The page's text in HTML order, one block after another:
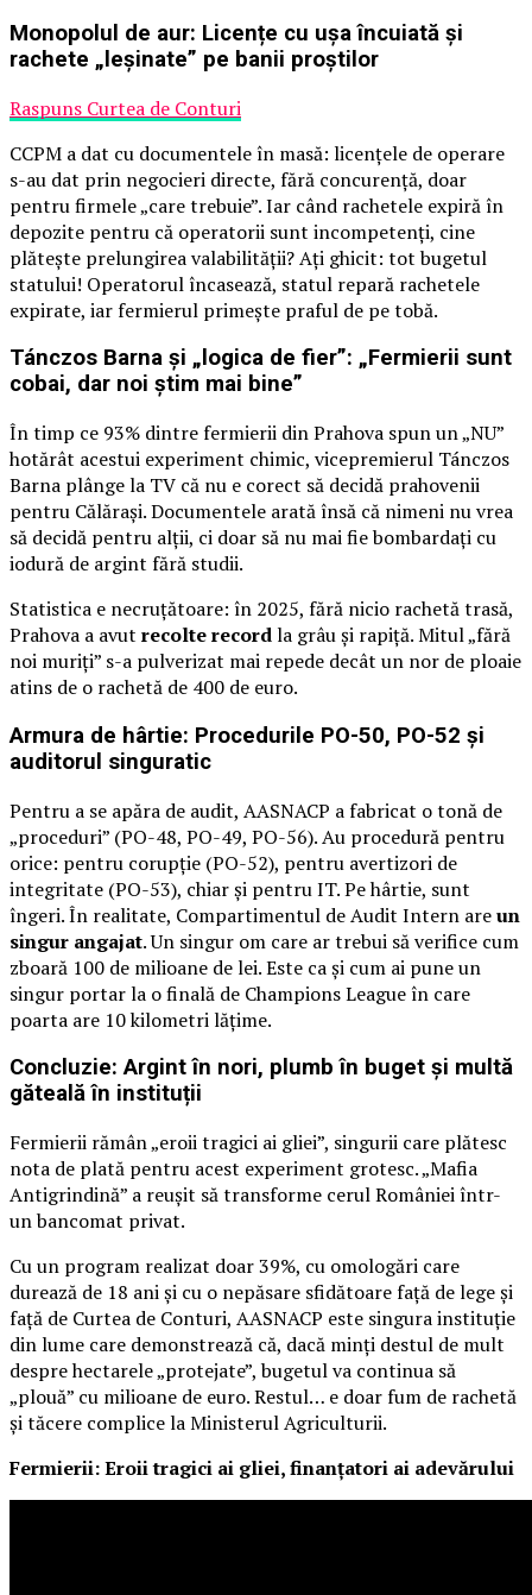
Monopolul de aur: Licențe cu ușa încuiată și
rachete „leșinate” pe banii proștilor
Raspuns Curtea de Conturi
CCPM a dat cu documentele în masă: licențele de operare
s-au dat prin negocieri directe, fără concurență, doar
pentru firmele „care trebuie”. Iar când rachetele expiră în
depozite pentru că operatorii sunt incompetenți, cine
plătește prelungirea valabilității? Ați ghicit: tot bugetul
statului! Operatorul încasează, statul repară rachetele
expirate, iar fermierul primește praful de pe tobă.
Tánczos Barna și „logica de fier”: „Fermierii sunt
cobai, dar noi știm mai bine”
În timp ce 93% dintre fermierii din Prahova spun un „NU”
hotărât acestui experiment chimic, vicepremierul Tánczos
Barna plânge la TV că nu e corect să decidă prahovenii
pentru Călărași. Documentele arată însă că nimeni nu vrea
să decidă pentru alții, ci doar să nu mai fie bombardați cu
iodură de argint fără studii.
Statistica e necruțătoare: în 2025, fără nicio rachetă trasă,
Prahova a avut recolte recordla grâu și rapiță. Mitul „fără
noi muriți” s-a pulverizat mai repede decât un nor de ploaie
atins de o rachetă de 400 de euro.
Armura de hârtie: Procedurile PO-50, PO-52 și
auditorul singuratic
Pentru a se apăra de audit, AASNACP a fabricat o tonă de
„proceduri” (PO-48, PO-49, PO-56). Au procedură pentru
orice: pentru corupție (PO-52), pentru avertizori de
integritate (PO-53), chiar și pentru IT. Pe hârtie, sunt
îngeri. În realitate, Compartimentul de Audit Intern areun
singur angajat. Un singur om care ar trebui să verifice cum
zboară 100 de milioane de lei. Este ca și cum ai pune un
singur portar la o finală de Champions League în care
poarta are 10 kilometri lățime.
Concluzie: Argint în nori, plumb în buget și multă
găteală în instituții
Fermierii rămân „eroii tragici ai gliei”, singurii care plătesc
nota de plată pentru acest experiment grotesc. „Mafia
Antigrindină” a reușit să transforme cerul României într-
un bancomat privat.
Cu un program realizat doar 39%, cu omologări care
durează de 18 ani și cu o nepăsare sfidătoare față de lege și
față de Curtea de Conturi, AASNACP este singura instituție
din lume care demonstrează că, dacă minți destul de mult
despre hectarele „protejate”, bugetul va continua să
„plouă” cu milioane de euro. Restul… e doar fum de rachetă
și tăcere complice la Ministerul Agriculturii.
Fermierii: Eroii tragici ai gliei, finanțatori ai adevărului